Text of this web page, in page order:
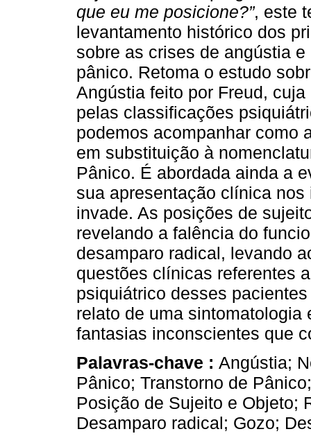
que eu me posicione?”, este
levantamento histórico dos
sobre as crises de angústia
pânico. Retoma o estudo
Angústia feito por Freud,
pelas classificações
podemos acompanhar como
em substituição à
Pânico. É abordada ainda a
sua apresentação clínica
invade. As posições de
revelando a falência do
desamparo radical, levando
questões clínicas referentes
psiquiátrico desses
relato de uma
fantasias inconscientes que
Palavras-chave : Angústia;
Pânico; Transtorno de
Posição de Sujeito e Objeto;
Desamparo radical; Gozo;